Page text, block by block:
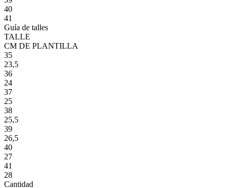
40
41
Guía de talles
TALLE
CM DE PLANTILLA
35
23,5
36
24
37
25
38
25,5
39
26,5
40
27
41
28
Cantidad